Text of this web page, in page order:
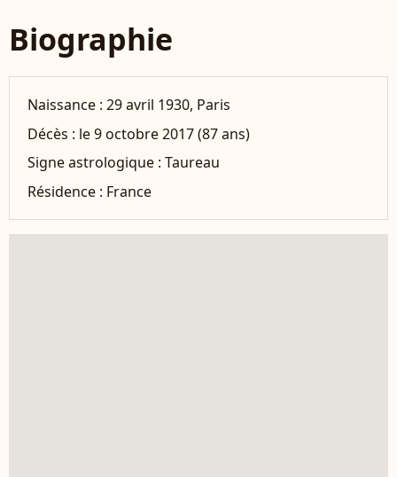
Biographie
Naissance :29 avril 1930, Paris
Décès : le 9 octobre 2017 (87 ans)
Signe astrologique :Taureau
Résidence : France